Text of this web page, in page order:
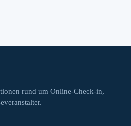
rund um Online-Check-in,